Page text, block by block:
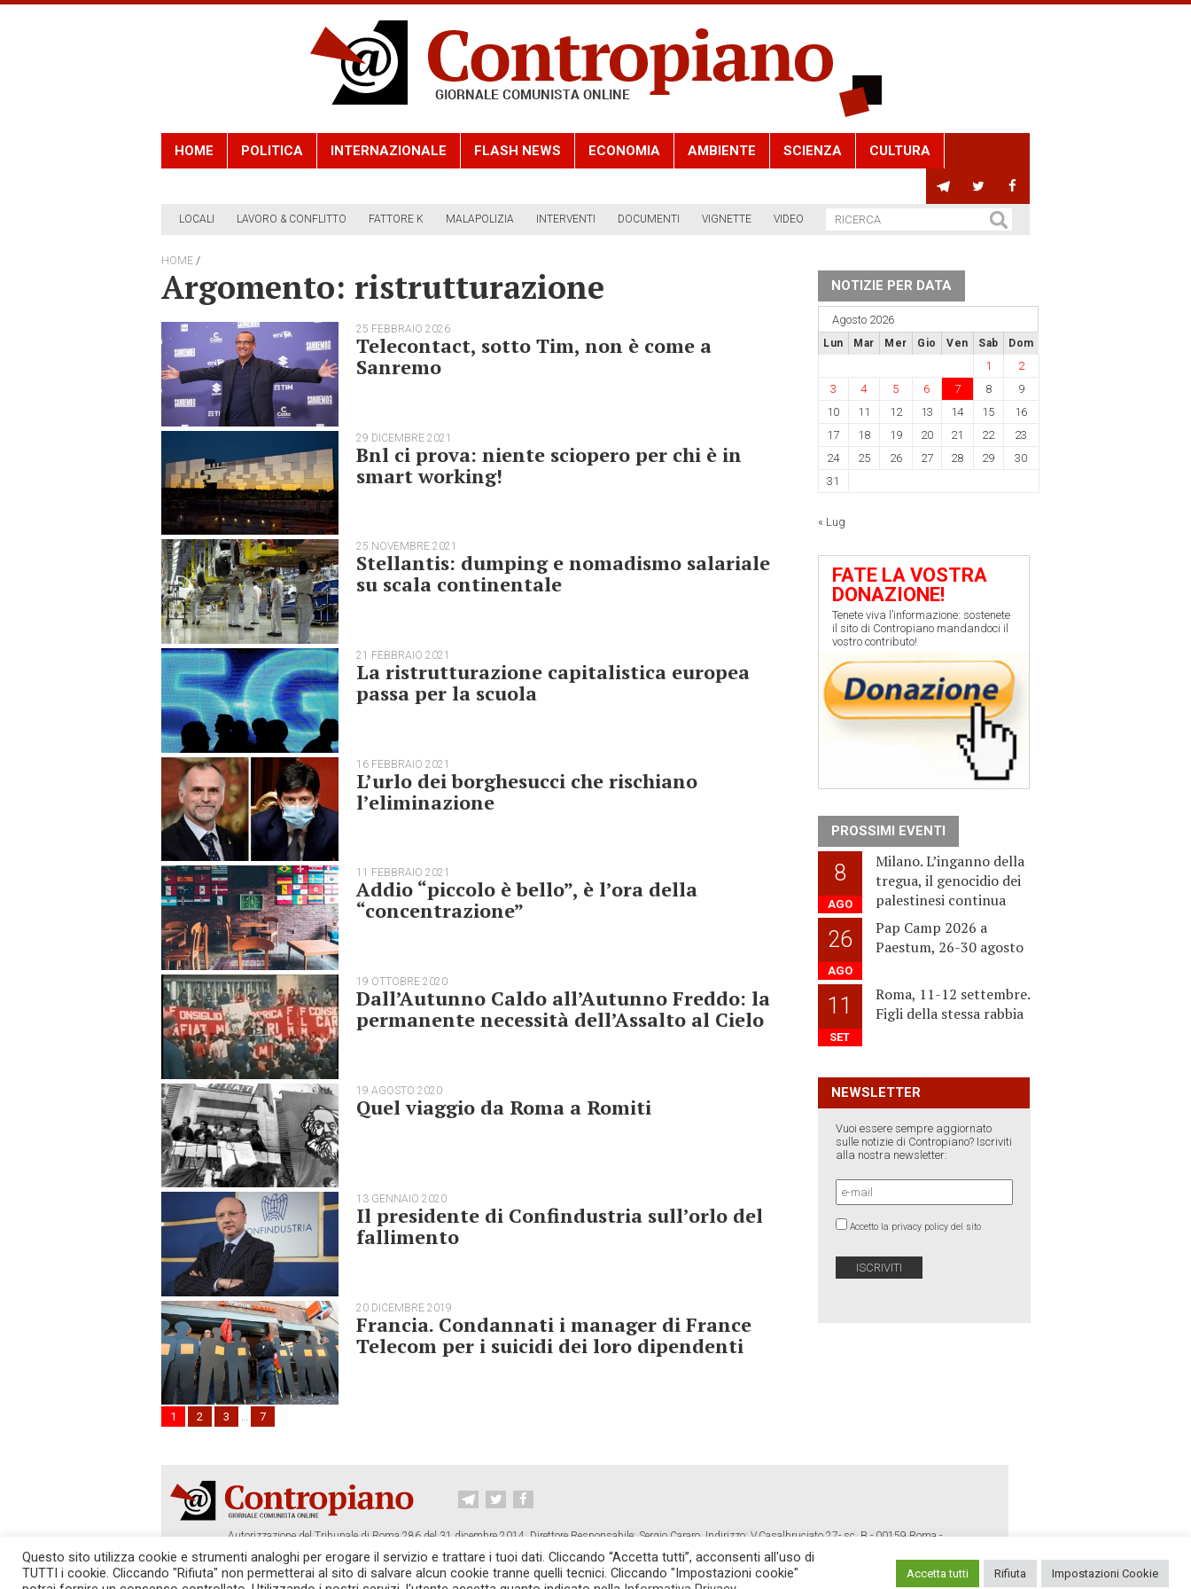
HOME POLITICA INTERNAZIONALE FLASH NEWS ECONOMIA AMBIENTE SCIENZA CULTURA
LOCALI LAVORO & CONFLITTO FATTORE K MALAPOLIZIA INTERVENTI DOCUMENTI VIGNETTE VIDEO
HOME /
Argomento: ristrutturazione
25 FEBBRAIO 2026
Telecontact, sotto Tim, non è come a
Sanremo
29 DICEMBRE 2021
Bnl ci prova: niente sciopero per chi è in
smart working!
25 NOVEMBRE 2021
Stellantis: dumping e nomadismo salariale
su scala continentale
21 FEBBRAIO 2021
La ristrutturazione capitalistica europea
passa per la scuola
16 FEBBRAIO 2021
L’urlo dei borghesucci che rischiano
l’eliminazione
11 FEBBRAIO 2021
Addio “piccolo è bello”, è l’ora della
“concentrazione”
19 OTTOBRE 2020
Dall’Autunno Caldo all’Autunno Freddo: la
permanente necessità dell’Assalto al Cielo
19 AGOSTO 2020
Quel viaggio da Roma a Romiti
13 GENNAIO 2020
Il presidente di Confindustria sull’orlo del
fallimento
20 DICEMBRE 2019
Francia. Condannati i manager di France
Telecom per i suicidi dei loro dipendenti
1 2 3 … 7
NOTIZIE PER DATA
Agosto 2026
Lun Mar Mer Gio Ven Sab Dom
1
2
3
4 5 6 7 8
9
10
11 12 13 14 15
16
17
18 19 20 21 22
23
24
25 26 27 28 29
30
31
« Lug
FATE LA VOSTRA
DONAZIONE!
Tenete viva l’informazione: sostenete
il sito di Contropiano mandandoci il
vostro contributo!
PROSSIMI EVENTI
8
AGO
Milano. L’inganno della
tregua, il genocidio dei
palestinesi continua
26
AGO
Pap Camp 2026 a
Paestum, 26-30 agosto
11
SET
Roma, 11-12 settembre.
Figli della stessa rabbia
NEWSLETTER
Vuoi essere sempre aggiornato
sulle notizie di Contropiano? Iscriviti
alla nostra newsletter:
Accetto la privacy policy del sito
Autorizzazione del Tribunale di Roma 286 del 31 dicembre 2014. Direttore Responsabile: Sergio Cararo. Indirizzo: V.Casalbruciato 27- sc. B - 00159 Roma -
Tel. 06.640.122.19 -
redazione@contropiano.org
SOSTIENICI! REDAZIONE CONTATTI TG CONTROPIANO LINK CONSIGLIATI PRIVACY COOKIE POLICY
Questo sito utilizza cookie e strumenti analoghi per erogare il servizio e trattare i tuoi dati. Cliccando “Accetta tutti”, acconsenti all'uso di
TUTTI i cookie. Cliccando "Rifiuta" non permetterai al sito di salvare alcun cookie tranne quelli tecnici. Cliccando "Impostazioni cookie"
Accetta tutti Rifiuta Impostazioni Cookie